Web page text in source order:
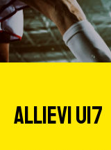
ALLIEVI U17